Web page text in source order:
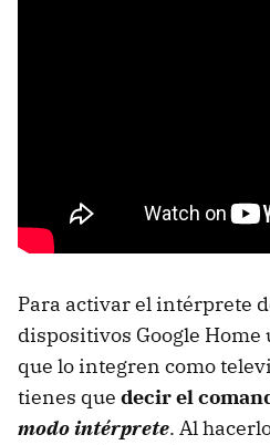
Para activar el intérprete
dispositivos Google
que lo integren como
tienes que decir el
modo intérprete. Al